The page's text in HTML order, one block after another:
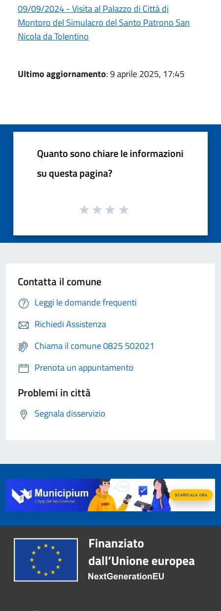
09/09/2024 - Visita al Palazzo di Città di
Montoro del Simulacro del Santo Patrono San
Nicola da Tolentino
Ultimo aggiornamento: 9 aprile 2025, 17:45
Quanto sono chiare le informazioni
su questa pagina?
Contatta il comune
Leggi le domande frequenti
Richiedi Assistenza
Chiama il comune 0825 502021
Prenota un appuntamento
Problemi in città
Segnala disservizio